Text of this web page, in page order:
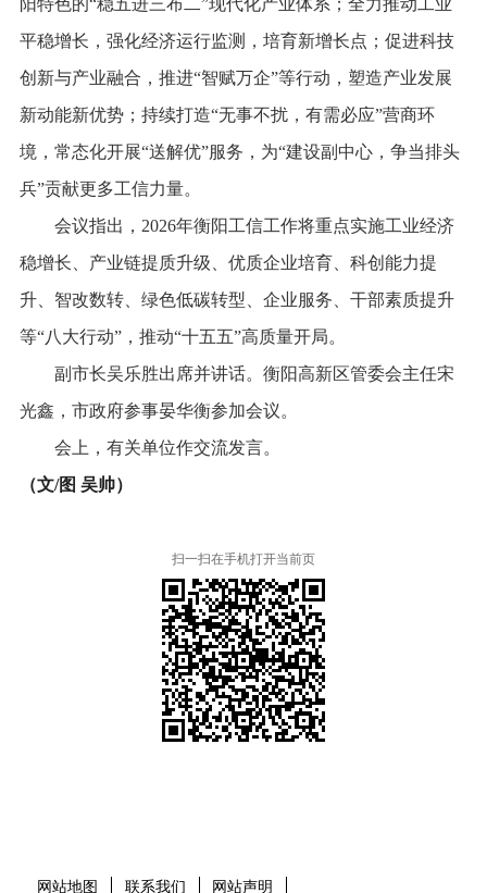
平稳增长，强化经济运行监测，培育新增长点；促进科技
创新与产业融合，推进“智赋万企”等行动，塑造产业发展
新动能新优势；持续打造“无事不扰，有需必应”营商环
境，常态化开展“送解优”服务，为“建设副中心，争当排头
兵”贡献更多工信力量。
会议指出，2026年衡阳工信工作将重点实施工业经济
稳增长、产业链提质升级、优质企业培育、科创能力提
升、智改数转、绿色低碳转型、企业服务、干部素质提升
等“八大行动”，推动“十五五”高质量开局。
副市长吴乐胜出席并讲话。衡阳高新区管委会主任宋
光鑫，市政府参事晏华衡参加会议。
会上，有关单位作交流发言。
（文/图 吴帅）
扫一扫在手机打开当前页
网站地图 联系我们 网站声明